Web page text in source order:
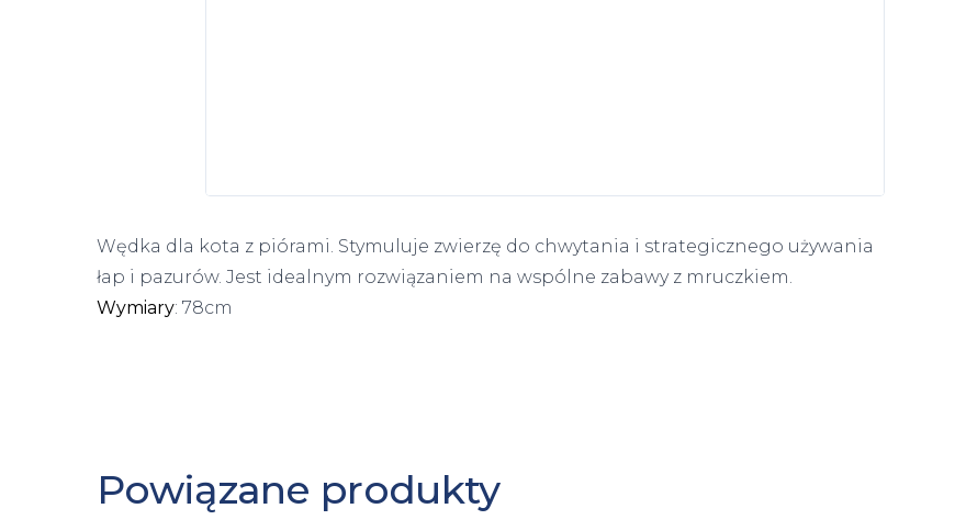
Wędka dla kota z piórami. Stymuluje zwierzę do chwytania i strategicznego używania
łap i pazurów. Jest idealnym rozwiązaniem na wspólne zabawy z mruczkiem.
Wymiary: 78cm
Powiązane produkty